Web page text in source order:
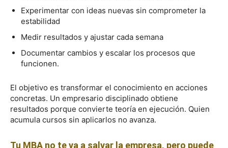
Experimentar con ideas nuevas sin comprometer la
estabilidad
Medir resultados y ajustar cada semana
Documentar cambios y escalar los procesos que
funcionen.
El objetivo es transformar el conocimiento en acciones
concretas. Un empresario disciplinado obtiene
resultados porque convierte teoría en ejecución. Quien
acumula cursos sin aplicarlos no avanza.
Tu MBA no te va a salvar la empresa, pero puede